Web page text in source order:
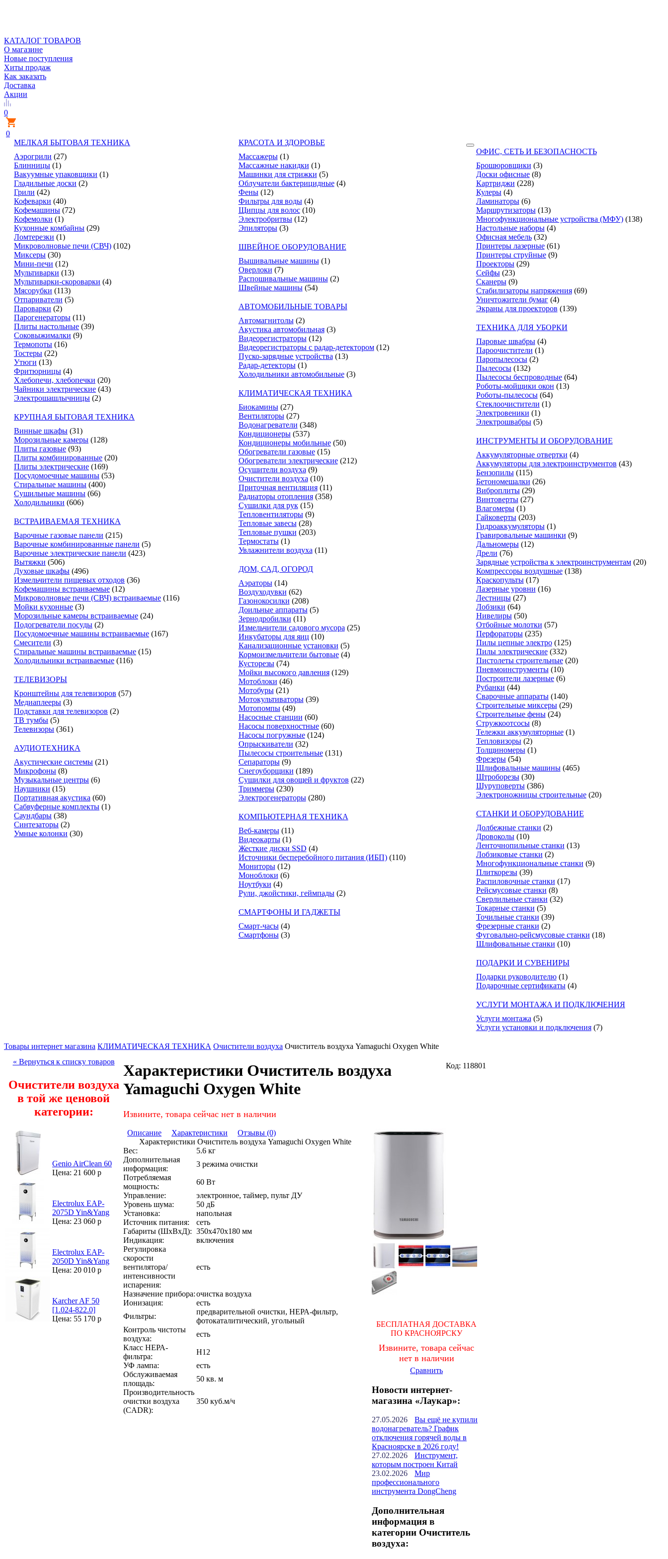
КАТАЛОГ ТОВАРОВ
О магазине
Новые поступления
Хиты продаж
Как заказать
Доставка
Акции
0
0
МЕЛКАЯ БЫТОВАЯ ТЕХНИКА
Аэрогрили (27)
Блинницы (1)
Вакуумные упаковщики (1)
Гладильные доски (2)
Грили (42)
Кофеварки (40)
Кофемашины (72)
Кофемолки (1)
Кухонные комбайны (29)
Ломтерезки (1)
Микроволновые печи (СВЧ) (102)
Миксеры (30)
Мини-печи (12)
Мультиварки (13)
Мультиварки-скороварки (4)
Мясорубки (113)
Отпариватели (5)
Пароварки (2)
Парогенераторы (11)
Плиты настольные (39)
Соковыжималки (9)
Термопоты (16)
Тостеры (22)
Утюги (13)
Фритюрницы (4)
Хлебопечи, хлебопечки (20)
Чайники электрические (43)
Электрошашлычницы (2)
КРУПНАЯ БЫТОВАЯ ТЕХНИКА
Винные шкафы (31)
Морозильные камеры (128)
Плиты газовые (93)
Плиты комбинированные (20)
Плиты электрические (169)
Посудомоечные машины (53)
Стиральные машины (400)
Сушильные машины (66)
Холодильники (606)
ВСТРАИВАЕМАЯ ТЕХНИКА
Варочные газовые панели (215)
Варочные комбинированные панели (5)
Варочные электрические панели (423)
Вытяжки (506)
Духовые шкафы (496)
Измельчители пищевых отходов (36)
Кофемашины встраиваемые (12)
Микроволновые печи (СВЧ) встраиваемые (116)
Мойки кухонные (3)
Морозильные камеры встраиваемые (24)
Подогреватели посуды (2)
Посудомоечные машины встраиваемые (167)
Смесители (3)
Стиральные машины встраиваемые (15)
Холодильники встраиваемые (116)
ТЕЛЕВИЗОРЫ
Кронштейны для телевизоров (57)
Медиаплееры (3)
Подставки для телевизоров (2)
ТВ тумбы (5)
Телевизоры (361)
АУДИОТЕХНИКА
Акустические системы (21)
Микрофоны (8)
Музыкальные центры (6)
Наушники (15)
Портативная акустика (60)
Сабвуферные комплекты (1)
Саундбары (38)
Синтезаторы (2)
Умные колонки (30)
КРАСОТА И ЗДОРОВЬЕ
Массажеры (1)
Массажные накидки (1)
Машинки для стрижки (5)
Облучатели бактерицидные (4)
Фены (12)
Фильтры для воды (4)
Щипцы для волос (10)
Электробритвы (12)
Эпиляторы (3)
ШВЕЙНОЕ ОБОРУДОВАНИЕ
Вышивальные машины (1)
Оверлоки (7)
Распошивальные машины (2)
Швейные машины (54)
АВТОМОБИЛЬНЫЕ ТОВАРЫ
Автомагнитолы (2)
Акустика автомобильная (3)
Видеорегистраторы (12)
Видеорегистраторы с радар-детектором (12)
Пуско-зарядные устройства (13)
Радар-детекторы (1)
Холодильники автомобильные (3)
КЛИМАТИЧЕСКАЯ ТЕХНИКА
Биокамины (27)
Вентиляторы (27)
Водонагреватели (348)
Кондиционеры (537)
Кондиционеры мобильные (50)
Обогреватели газовые (15)
Обогреватели электрические (212)
Осушители воздуха (9)
Очистители воздуха (10)
Приточная вентиляция (11)
Радиаторы отопления (358)
Сушилки для рук (15)
Тепловентиляторы (9)
Тепловые завесы (28)
Тепловые пушки (203)
Термостаты (1)
Увлажнители воздуха (11)
ДОМ, САД, ОГОРОД
Аэраторы (14)
Воздуходувки (62)
Газонокосилки (208)
Доильные аппараты (5)
Зернодробилки (11)
Измельчители садового мусора (25)
Инкубаторы для яиц (10)
Канализационные установки (5)
Кормоизмельчители бытовые (4)
Кусторезы (74)
Мойки высокого давления (129)
Мотоблоки (46)
Мотобуры (21)
Мотокультиваторы (39)
Мотопомпы (49)
Насосные станции (60)
Насосы поверхностные (60)
Насосы погружные (124)
Опрыскиватели (32)
Пылесосы строительные (131)
Сепараторы (9)
Снегоуборщики (189)
Сушилки для овощей и фруктов (22)
Триммеры (230)
Электрогенераторы (280)
КОМПЬЮТЕРНАЯ ТЕХНИКА
Веб-камеры (11)
Видеокарты (1)
Жесткие диски SSD (4)
Источники бесперебойного питания (ИБП) (110)
Мониторы (12)
Моноблоки (6)
Ноутбуки (4)
Рули, джойстики, геймпады (2)
СМАРТФОНЫ И ГАДЖЕТЫ
Смарт-часы (4)
Смартфоны (3)
ОФИС, СЕТЬ И БЕЗОПАСНОСТЬ
Брошюровщики (3)
Доски офисные (8)
Картриджи (228)
Кулеры (4)
Ламинаторы (6)
Маршрутизаторы (13)
Многофункциональные устройства (МФУ) (138)
Настольные наборы (4)
Офисная мебель (32)
Принтеры лазерные (61)
Принтеры струйные (9)
Проекторы (29)
Сейфы (23)
Сканеры (9)
Стабилизаторы напряжения (69)
Уничтожители бумаг (4)
Экраны для проекторов (139)
ТЕХНИКА ДЛЯ УБОРКИ
Паровые швабры (4)
Пароочистители (1)
Паропылесосы (2)
Пылесосы (132)
Пылесосы беспроводные (64)
Роботы-мойщики окон (13)
Роботы-пылесосы (64)
Стеклоочистители (1)
Электровеники (1)
Электрошвабры (5)
ИНСТРУМЕНТЫ И ОБОРУДОВАНИЕ
Аккумуляторные отвертки (4)
Аккумуляторы для электроинструментов (43)
Бензопилы (115)
Бетономешалки (26)
Виброплиты (29)
Винтоверты (27)
Влагомеры (1)
Гайковерты (203)
Гидроаккумуляторы (1)
Гравировальные машинки (9)
Дальномеры (12)
Дрели (76)
Зарядные устройства к электроинструментам (20)
Компрессоры воздушные (138)
Краскопульты (17)
Лазерные уровни (16)
Лестницы (27)
Лобзики (64)
Нивелиры (50)
Отбойные молотки (57)
Перфораторы (235)
Пилы цепные электро (125)
Пилы электрические (332)
Пистолеты строительные (20)
Пневмоинструменты (10)
Построители лазерные (6)
Рубанки (44)
Сварочные аппараты (140)
Строительные миксеры (29)
Строительные фены (24)
Стружкоотсосы (8)
Тележки аккумуляторные (1)
Тепловизоры (2)
Толщиномеры (1)
Фрезеры (54)
Шлифовальные машины (465)
Штроборезы (30)
Шуруповерты (386)
Электроножницы строительные (20)
СТАНКИ И ОБОРУДОВАНИЕ
Долбежные станки (2)
Дровоколы (10)
Ленточнопильные станки (13)
Лобзиковые станки (2)
Многофункциональные станки (9)
Плиткорезы (39)
Распиловочные станки (17)
Рейсмусовые станки (8)
Сверлильные станки (32)
Токарные станки (5)
Точильные станки (39)
Фрезерные станки (2)
Фуговально-рейсмусовые станки (18)
Шлифовальные станки (10)
ПОДАРКИ И СУВЕНИРЫ
Подарки руководителю (1)
Подарочные сертификаты (4)
УСЛУГИ МОНТАЖА И ПОДКЛЮЧЕНИЯ
Услуги монтажа (5)
Услуги установки и подключения (7)
Товары интернет магазина КЛИМАТИЧЕСКАЯ ТЕХНИКА Очистители воздуха Очиститель воздуха Yamaguchi Oxygen White
« Вернуться к списку товаров
Очистители воздуха
в той же ценовой
категории:
Genio AirClean 60
Цена: 21 600 р
Electrolux EAP-
2075D Yin&Yang
Цена: 23 060 р
Electrolux EAP-
2050D Yin&Yang
Цена: 20 010 р
Karcher AF 50
[1.024-822.0]
Цена: 55 170 р
Код: 118801
Характеристики Очиститель воздуха
Yamaguchi Oxygen White
Извините, товара сейчас нет в наличии
БЕСПЛАТНАЯ ДОСТАВКА
ПО КРАСНОЯРСКУ
Извините, товара сейчас
нет в наличии
Сравнить
Новости интернет-
магазина «Лаукар»:
27.05.2026
Вы ещё не купили
водонагреватель? График
отключения горячей воды в
Красноярске в 2026 году!
27.02.2026
Инструмент,
которым построен Китай
23.02.2026
Мир
профессионального
инструмента DongCheng
Дополнительная
информация в
категории Очиститель
воздуха:
Описание Характеристики
Отзывы (0)
Характеристики Очиститель воздуха Yamaguchi Oxygen White
Вес:
5.6 кг
Дополнительная
информация:
3 режима очистки
Потребляемая
мощность:
60 Вт
Управление:
электронное, таймер, пульт ДУ
Уровень шума:
50 дБ
Установка:
напольная
Источник питания:
сеть
Габариты (ШхВхД): 350x470x180 мм
Индикация:
включения
Регулировка
скорости
вентилятора/
интенсивности
испарения:
есть
Назначение прибора:очистка воздуха
Ионизация:
есть
Фильтры:
предварительной очистки, НЕРА-фильтр,
фотокаталитический, угольный
Контроль чистоты
воздуха:
есть
Класс НЕРА-
фильтра:
Н12
УФ лампа:
есть
Обслуживаемая
площадь:
50 кв. м
Производительность
очистки воздуха
(CADR):
350 куб.м/ч